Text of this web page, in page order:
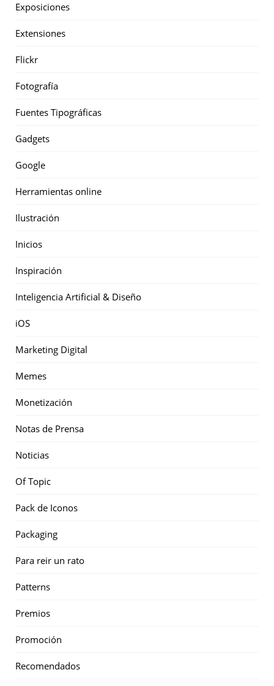
Exposiciones
Extensiones
Flickr
Fotografía
Fuentes Tipográficas
Gadgets
Google
Herramientas online
Ilustración
Inicios
Inspiración
Inteligencia Artificial & Diseño
iOS
Marketing Digital
Memes
Monetización
Notas de Prensa
Noticias
Of Topic
Pack de Iconos
Packaging
Para reir un rato
Patterns
Premios
Promoción
Recomendados